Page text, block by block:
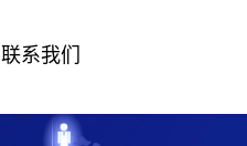
联系我们